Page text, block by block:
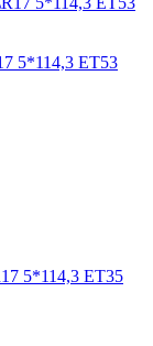
5*114,3 ET53
5*114,3 ET35